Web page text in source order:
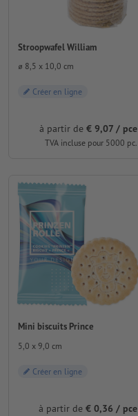
Stroopwafel William
⌀ 8,5 x 10,0 cm
Créer en ligne
à partir de € 9,07 / pce
TVA incluse pour 5000 pc.
Mini biscuits Prince
5,0 x 9,0 cm
Créer en ligne
à partir de € 0,36 / pce